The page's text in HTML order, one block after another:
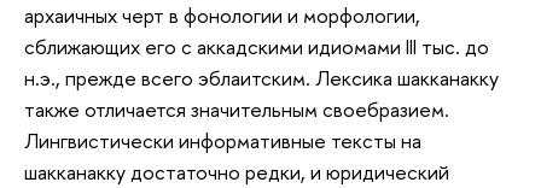
архаичных черт в фонологии и морфологии,
сближающих его с аккадскими идиомами III тыс. до
н.э., прежде всего эблаитским. Лексика шакканакку
также отличается значительным своебразием.
Лингвистически информативные тексты на
шакканакку достаточно редки, и юридический